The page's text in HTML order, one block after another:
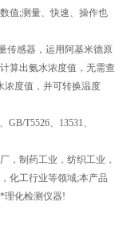
值;测量、快速、操作也
传感器，运用阿基米德原
算出氨水浓度值，无需查
浓度值，并可转换温度
GB/T5526、13531、
，制药工业，纺织工业，
化工行业等领域;本产品
理化检测仪器!